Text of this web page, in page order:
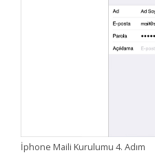
İphone Maili Kurulumu 4. Adım